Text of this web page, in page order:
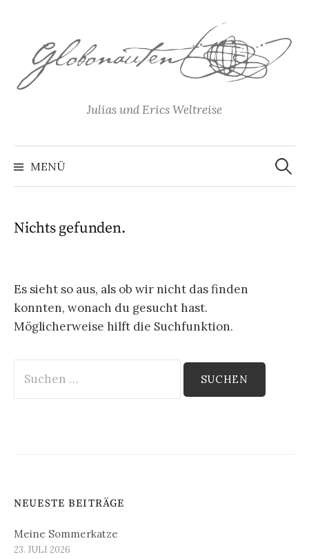
Inhalt
Julias und Erics Weltreise
MENÜ
Suchen
nach:
Nichts gefunden.
Es sieht so aus, als ob wir nicht das finden
konnten, wonach du gesucht hast.
Möglicherweise hilft die Suchfunktion.
Suchen
nach:
NEUESTE BEITRÄGE
Meine Sommerkatze
23. JULI 2026